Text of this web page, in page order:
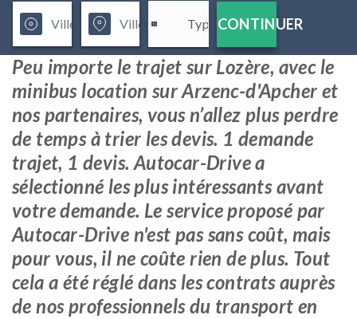
CONTINUER
Peu importe le trajet sur Lozère, avec le
minibus location sur Arzenc-d'Apcher et
nos partenaires, vous n’allez plus perdre
de temps à trier les devis. 1 demande
trajet, 1 devis. Autocar-Drive a
sélectionné les plus intéressants avant
votre demande. Le service proposé par
Autocar-Drive n'est pas sans coût, mais
pour vous, il ne coûte rien de plus. Tout
cela a été réglé dans les contrats auprès
de nos professionnels du transport en